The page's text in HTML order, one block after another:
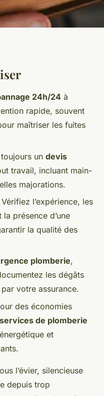
pour vos
de lecture
24h/24 à
rapide, souvent
maîtriser les fuites
un devis
travail, incluant main-
majorations.
l’expérience, les
la présence d’une
la qualité des
plomberie,
les dégâts
votre assurance.
des économies
services de plomberie
et
l’évier, silencieuse
depuis trop